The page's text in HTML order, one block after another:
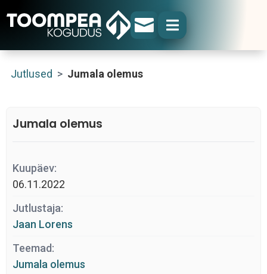
 
Jutlused > Jumala olemus
Jumala olemus
Kuupäev:
06.11.2022
Jutlustaja:
Jaan Lorens
Teemad:
Jumala olemus